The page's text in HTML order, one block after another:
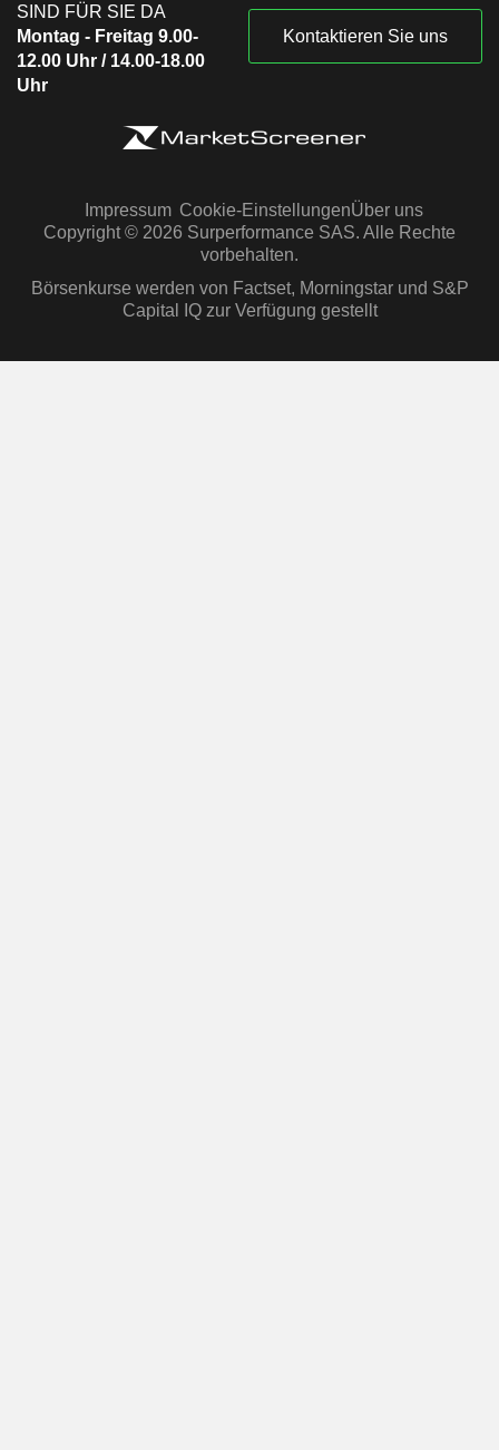
SIND FÜR SIE DA
Montag - Freitag 9.00-
12.00 Uhr / 14.00-18.00
Uhr
Kontaktieren Sie uns
Impressum Cookie-EinstellungenÜber uns
Copyright © 2026 Surperformance SAS. Alle Rechte
vorbehalten.
Börsenkurse werden von Factset, Morningstar und S&P
Capital IQ zur Verfügung gestellt